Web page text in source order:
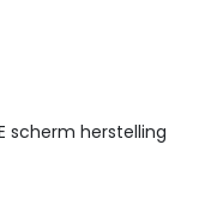
scherm herstelling